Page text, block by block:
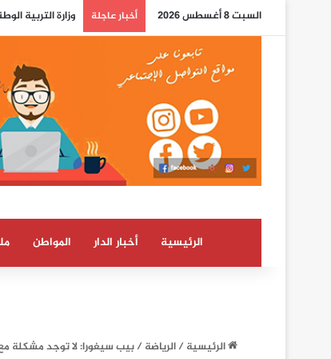
السبت 8 أغسطس 2026 أخبار عاجلة صحيفة إسبانية:
الرئيسية أخبار الدار المواطن
الرئيسية/الرياضة/بيب سيغورا: لا توجد مشكلة